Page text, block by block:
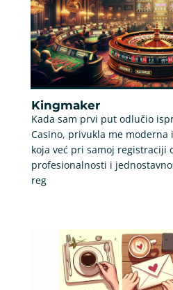
Kingmaker
Kada sam prvi put odlučio
Casino, privukla me
koja već pri samoj registraciji
profesionalnosti i
reg